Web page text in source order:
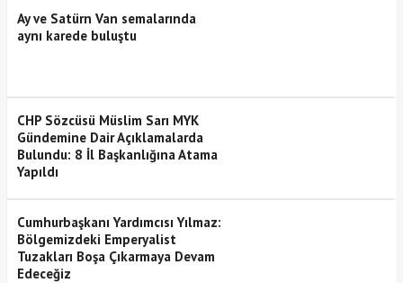
Ay ve Satürn Van semalarında
aynı karede buluştu
CHP Sözcüsü Müslim Sarı MYK
Gündemine Dair Açıklamalarda
Bulundu: 8 İl Başkanlığına Atama
Yapıldı
Cumhurbaşkanı Yardımcısı Yılmaz:
Bölgemizdeki Emperyalist
Tuzakları Boşa Çıkarmaya Devam
Edeceğiz